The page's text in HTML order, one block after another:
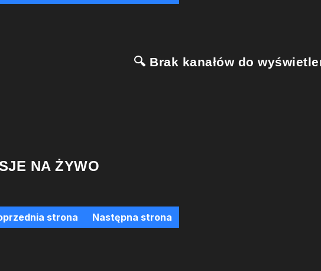
🔍 Brak kanałów do
NA ŻYWO
strona Następna strona